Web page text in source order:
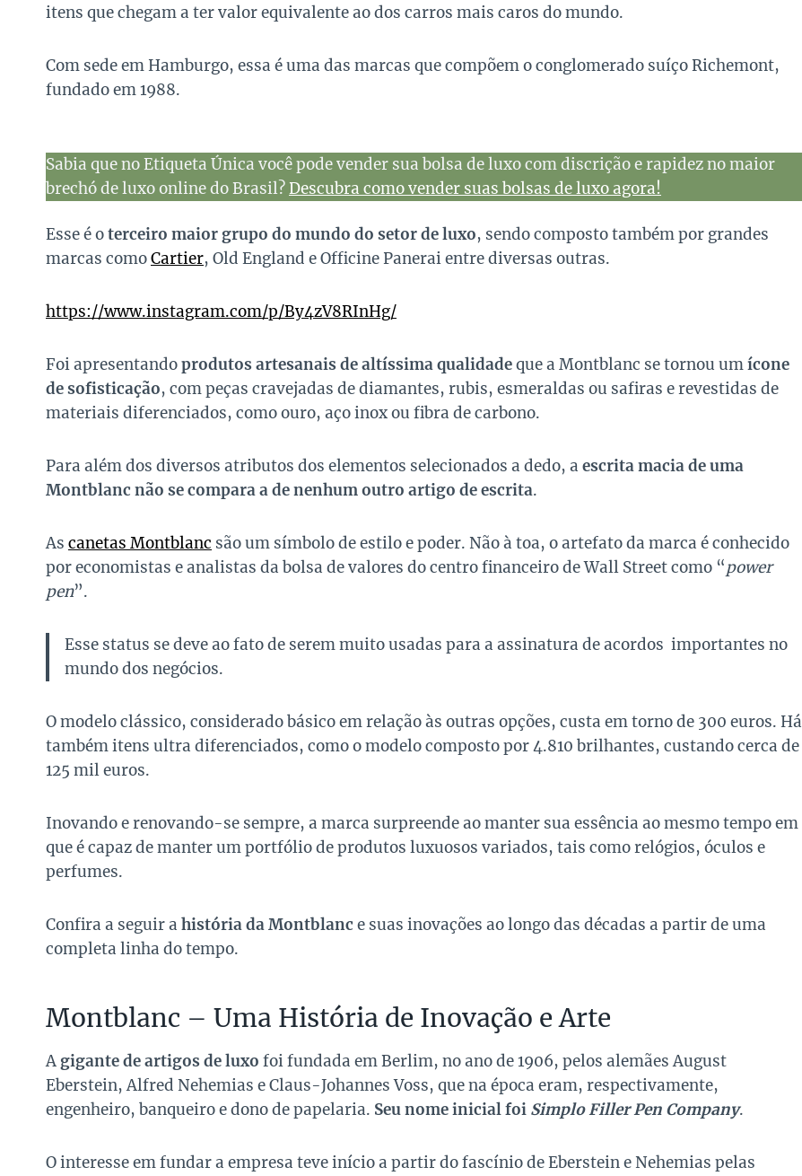
itens que chegam a ter valor equivalente ao dos carros mais caros do mundo.
Com sede em Hamburgo, essa é uma das marcas que compõem o conglomerado suíçoRichemont,
fundado em 1988.
Sabia que no Etiqueta Única você pode vender sua bolsa de luxo com discrição e rapidez no maior
brechó de luxo online do Brasil?Descubra como vender suas bolsas de luxo agora!
Esse é oterceiro maior grupo do mundo do setor de luxo, sendo composto também por grandes
marcas comoCartier, Old England eOfficine Paneraientre diversas outras.
https://www.instagram.com/p/By4zV8RInHg/
Foi apresentandoprodutos artesanais de altíssima qualidadeque a Montblanc se tornou umícone
de sofisticação, com peças cravejadas de diamantes, rubis, esmeraldas ou safiras e revestidas de
materiais diferenciados, como ouro, aço inox ou fibra de carbono.
Para além dos diversos atributos dos elementos selecionados a dedo, a escrita macia de uma
Montblanc não se compara a de nenhum outro artigo de escrita.
As canetas Montblanc são um símbolo de estilo e poder. Não à toa, o artefato da marca é conhecido
por economistas e analistas da bolsa de valores do centro financeiro de Wall Street como “power
pen”.
Esse status se deve ao fato de serem muito usadas para a assinatura de acordos importantes no
mundo dos negócios.
O modelo clássico, considerado básico em relação às outras opções, custa em torno de 300 euros. Há
também itens ultra diferenciados, como o modelo composto por 4.810 brilhantes, custando cerca de
125 mil euros.
Inovando e renovando-se sempre, a marca surpreende ao manter sua essência ao mesmo tempo em
que é capaz de manter um portfólio de produtos luxuosos variados, tais como relógios, óculos e
perfumes.
Confira a seguir a história da Montblanc e suas inovações ao longo das décadas a partir de uma
completa linha do tempo.
Montblanc – Uma História de Inovação e Arte
A gigante de artigos de luxo foi fundada em Berlim, no ano de 1906, pelos alemães August
Eberstein, Alfred Nehemias e Claus-Johannes Voss, que na época eram, respectivamente,
engenheiro, banqueiro e dono de papelaria. Seu nome inicial foi Simplo Filler Pen Company.
O interesse em fundar a empresa teve início a partir do fascínio de Eberstein e Nehemias pelas